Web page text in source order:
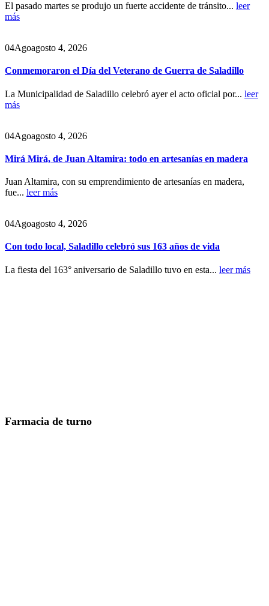
El pasado martes se produjo un fuerte accidente de tránsito... leer
más
04Agoagosto 4, 2026
Conmemoraron el Día del Veterano de Guerra de Saladillo
La Municipalidad de Saladillo celebró ayer el acto oficial por... leer
más
04Agoagosto 4, 2026
Mirá Mirá, de Juan Altamira: todo en artesanías en madera
Juan Altamira, con su emprendimiento de artesanías en madera,
fue... leer más
04Agoagosto 4, 2026
Con todo local, Saladillo celebró sus 163 años de vida
La fiesta del 163° aniversario de Saladillo tuvo en esta... leer más
Farmacia de turno